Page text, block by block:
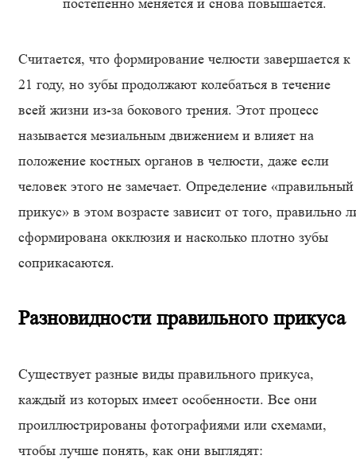
постепенно меняется и снова повышается.
Считается, что формирование челюсти завершается к
21 году, но зубы продолжают колебаться в течение
всей жизни из-за бокового трения. Этот процесс
называется мезиальным движением и влияет на
положение костных органов в челюсти, даже если
человек этого не замечает. Определение «правильный
прикус» в этом возрасте зависит от того, правильно
сформирована окклюзия и насколько плотно зубы
соприкасаются.
Разновидности правильного прикуса
Существует разные виды правильного прикуса,
каждый из которых имеет особенности. Все они
проиллюстрированы фотографиями или схемами,
чтобы лучше понять, как они выглядят: